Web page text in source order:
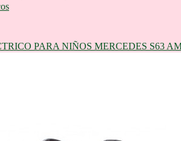
PARA NIÑOS MERCEDES S63